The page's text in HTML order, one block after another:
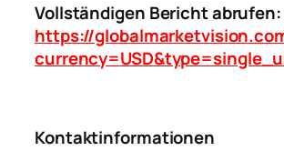
Vollständigen Bericht abrufen:
https://
Kontaktinformationen